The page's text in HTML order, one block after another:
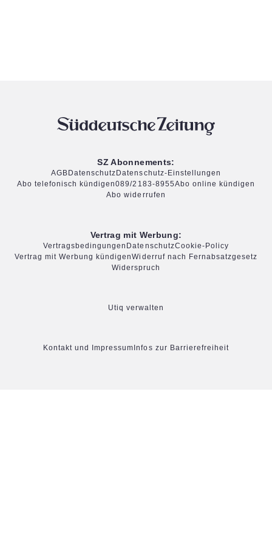
SZ Abonnements:
AGB Datenschutz Datenschutz-Einstellungen
Abo telefonisch kündigen089/2183-8955Abo online kündigen
Abo widerrufen
Vertrag mit Werbung:
Vertragsbedingungen DatenschutzCookie-Policy
Vertrag mit Werbung kündigenWiderruf nach Fernabsatzgesetz
Widerspruch
Utiq verwalten
Kontakt und Impressum Infos zur Barrierefreiheit